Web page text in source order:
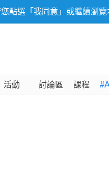
點選「我同意」或繼續瀏
活動 討論區 課程